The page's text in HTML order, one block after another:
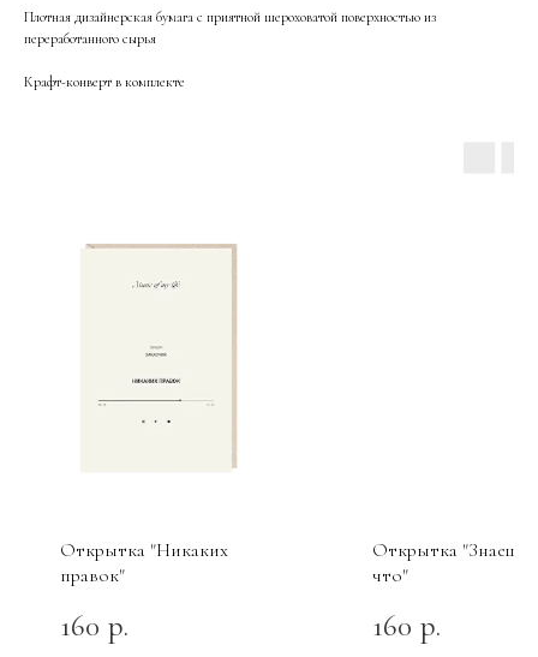
Плотная дизайнерская бумага с приятной шероховатой поверхностью из
переработанного сырья
Крафт-конверт в комплекте
Открытка "Никаких
правок"
160 р.
Открытка "Знаешь
что"
160 р.